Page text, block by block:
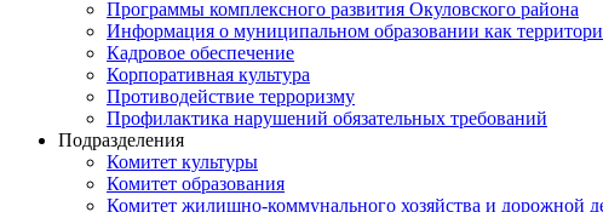
Программы комплексного развития Окуловского района
Информация о муниципальном образовании как
Кадровое обеспечение
Корпоративная культура
Противодействие терроризму
Профилактика нарушений обязательных требований
Подразделения
Комитет культуры
Комитет образования
Комитет жилищно-коммунального хозяйства и дорожной